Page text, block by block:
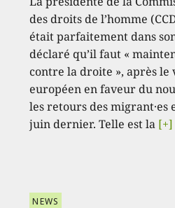
des droits de l’homme
était parfaitement dans
déclaré qu’il faut «
contre la droite », après le
européen en faveur du
les retours des migrant·es
juin dernier. Telle est la [+]
NEWS